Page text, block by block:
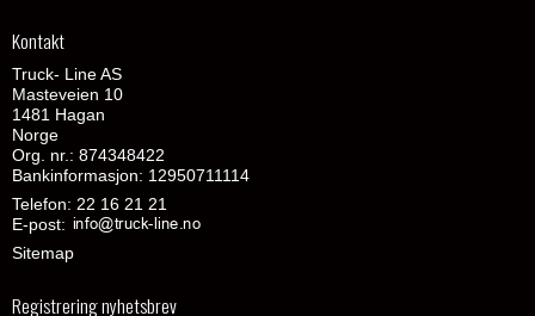
Kontakt
Truck- Line AS
Masteveien 10
1481 Hagan
Norge
Org. nr.: 874348422
Bankinformasjon: 12950711114
Telefon: 22 16 21 21
E-post:
Sitemap
Registrering nyhetsbrev